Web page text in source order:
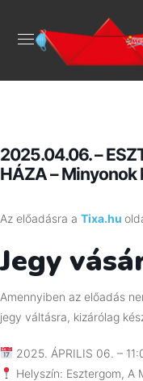
2025.04.06. –
HÁZA –
Az előadásra a Tixa.hu
Jegy
Amennyiben az előadás
jegy váltásra, kizárólag
2025. ÁPRILIS 06. –
Helyszín: Esztergom, A